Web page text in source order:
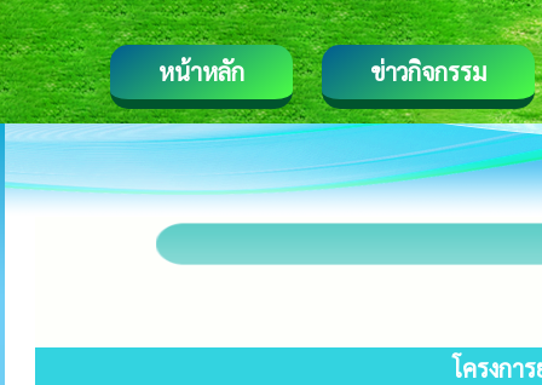
หน้าหลัก ข่าวกิจกรรม
โครงก